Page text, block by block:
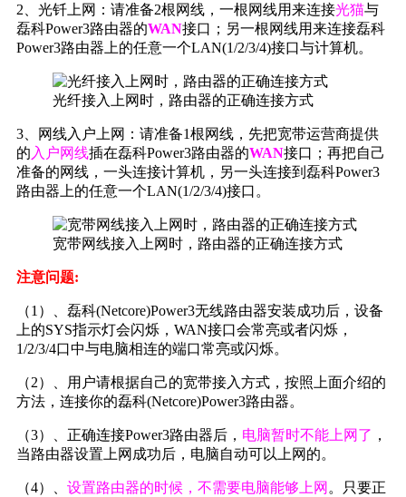
2、光钎上网：请准备2根网线，一根网线用来连接光猫与
磊科Power3路由器的WAN接口；另一根网线用来连接磊科
Power3路由器上的任意一个LAN(1/2/3/4)接口与计算机。
光纤接入上网时，路由器的正确连接方式
3、网线入户上网：请准备1根网线，先把宽带运营商提供
的 入户网线插在磊科Power3路由器的WAN接口；再把自己
准备的网线，一头连接计算机，另一头连接到磊科Power3
路由器上的任意一个LAN(1/2/3/4)接口。
宽带网线接入上网时，路由器的正确连接方式
注意问题:
（1）、磊科(Netcore)Power3无线路由器安装成功后，设备
上的SYS指示灯会闪烁，WAN接口会常亮或者闪烁，
1/2/3/4口中与电脑相连的端口常亮或闪烁。
（2）、用户请根据自己的宽带接入方式，按照上面介绍的
方法，连接你的磊科(Netcore)Power3路由器。
（3）、正确连接Power3路由器后， 电脑暂时不能上网了 ，
当路由器设置上网成功后，电脑自动可以上网的。
（4）、 设置路由器的时候，不需要电脑能够上网 。只要正